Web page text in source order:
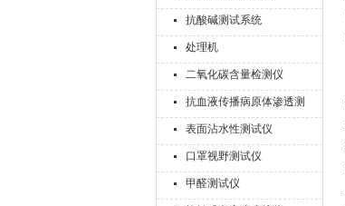
抗酸碱测试系统
处理机
二氧化碳含量检测仪
抗血液传播病原体渗透测
试仪
表面沾水性测试仪
口罩视野测试仪
甲醛测试仪